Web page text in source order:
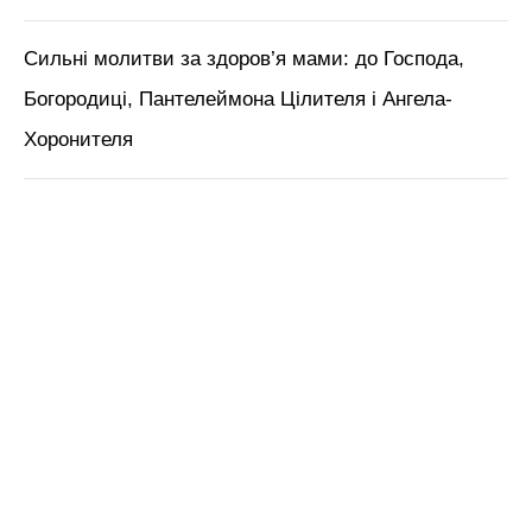
Сильні молитви за здоров’я мами: до Господа,
Богородиці, Пантелеймона Цілителя і Ангела-
Хоронителя